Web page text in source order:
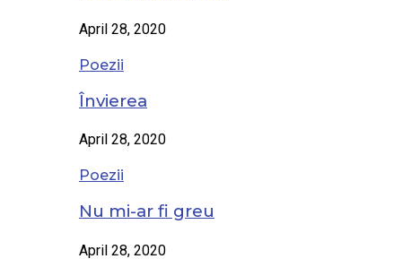
April 28, 2020
Poezii
Învierea
April 28, 2020
Poezii
Nu mi-ar fi greu
April 28, 2020